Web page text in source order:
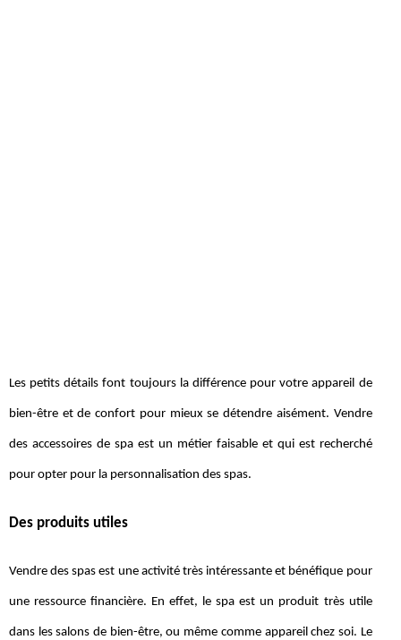
Les petits détails font toujours la différence pour votre appareil de
bien-être et de confort pour mieux se détendre aisément. Vendre
des accessoires de spa est un métier faisable et qui est recherché
pour opter pour la personnalisation des spas.
Des produits utiles
Vendre des spas est une activité très intéressante et bénéfique pour
une ressource financière. En effet, le spa est un produit très utile
dans les salons de bien-être, ou même comme appareil chez soi. Le